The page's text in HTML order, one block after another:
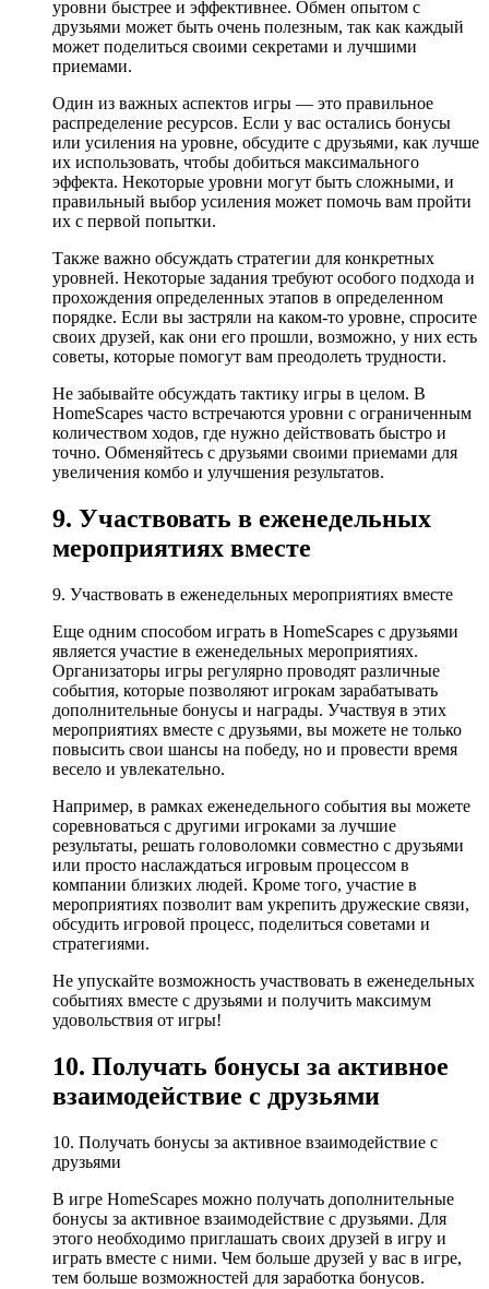
уровни быстрее и эффективнее. Обмен опытом с
друзьями может быть очень полезным, так как каждый
может поделиться своими секретами и лучшими
приемами.
Один из важных аспектов игры — это правильное
распределение ресурсов. Если у вас остались бонусы
или усиления на уровне, обсудите с друзьями, как лучше
их использовать, чтобы добиться максимального
эффекта. Некоторые уровни могут быть сложными, и
правильный выбор усиления может помочь вам пройти
их с первой попытки.
Также важно обсуждать стратегии для конкретных
уровней. Некоторые задания требуют особого подхода и
прохождения определенных этапов в определенном
порядке. Если вы застряли на каком-то уровне, спросите
своих друзей, как они его прошли, возможно, у них есть
советы, которые помогут вам преодолеть трудности.
Не забывайте обсуждать тактику игры в целом. В
HomeScapes часто встречаются уровни с ограниченным
количеством ходов, где нужно действовать быстро и
точно. Обменяйтесь с друзьями своими приемами для
увеличения комбо и улучшения результатов.
9. Участвовать в еженедельных
мероприятиях вместе
9. Участвовать в еженедельных мероприятиях вместе
Еще одним способом играть в HomeScapes с друзьями
является участие в еженедельных мероприятиях.
Организаторы игры регулярно проводят различные
события, которые позволяют игрокам зарабатывать
дополнительные бонусы и награды. Участвуя в этих
мероприятиях вместе с друзьями, вы можете не только
повысить свои шансы на победу, но и провести время
весело и увлекательно.
Например, в рамках еженедельного события вы можете
соревноваться с другими игроками за лучшие
результаты, решать головоломки совместно с друзьями
или просто наслаждаться игровым процессом в
компании близких людей. Кроме того, участие в
мероприятиях позволит вам укрепить дружеские связи,
обсудить игровой процесс, поделиться советами и
стратегиями.
Не упускайте возможность участвовать в еженедельных
событиях вместе с друзьями и получить максимум
удовольствия от игры!
10. Получать бонусы за активное
взаимодействие с друзьями
10. Получать бонусы за активное взаимодействие с
друзьями
В игре HomeScapes можно получать дополнительные
бонусы за активное взаимодействие с друзьями. Для
этого необходимо приглашать своих друзей в игру и
играть вместе с ними. Чем больше друзей у вас в игре,
тем больше возможностей для заработка бонусов.